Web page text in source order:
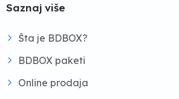
Saznaj više
Šta je BDBOX?
BDBOX paketi
Online prodaja